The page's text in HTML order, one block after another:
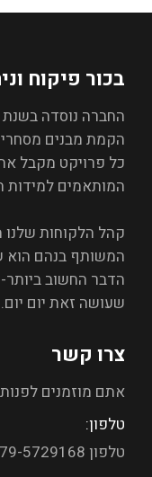
בכור פיקוח
הקמת מבנים
כל פרויקט מקבל
המותאמים למידות
קהל הלקוחות שלנו
המשותף בנהם הוא
הדבר החשוב
שעושה זאת יום יום.
צרו קשר
אתם מוזמנים
טלפון:
טלפון 079-5729168 פקס 08-9999110